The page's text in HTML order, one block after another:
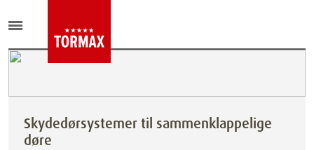
Skydedørsystemer til sammenklappelige
døre